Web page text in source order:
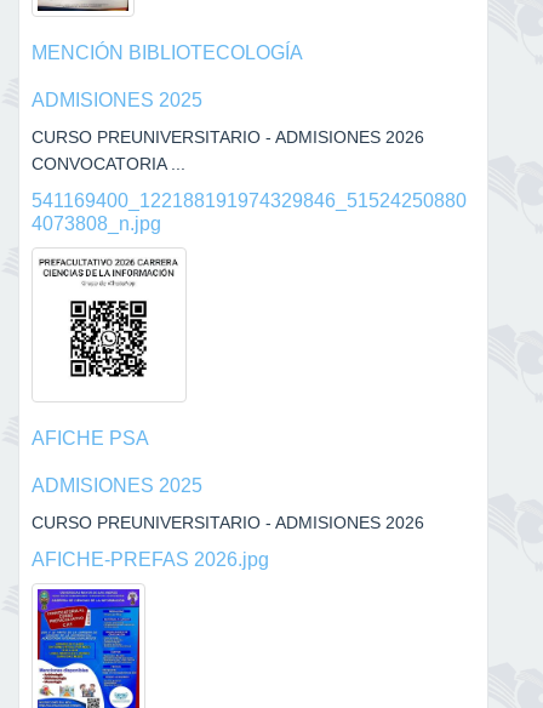
MENCIÓN BIBLIOTECOLOGÍA
ADMISIONES 2025
CURSO PREUNIVERSITARIO - ADMISIONES 2026
CONVOCATORIA ...
541169400_122188191974329846_51524250880
4073808_n.jpg
AFICHE PSA
ADMISIONES 2025
CURSO PREUNIVERSITARIO - ADMISIONES 2026
AFICHE-PREFAS 2026.jpg